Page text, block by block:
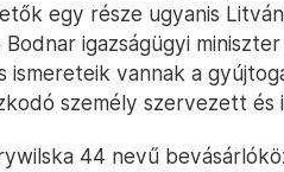
egy része ugyanis
Bodnar igazságügyi
ismereteik vannak a
személy szervezett és
44 nevű